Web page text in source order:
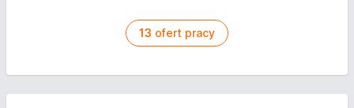
13 ofert pracy